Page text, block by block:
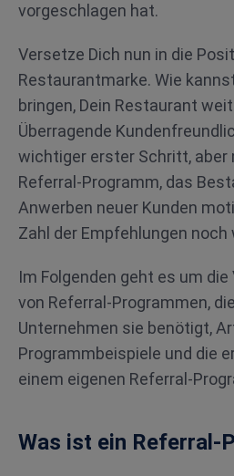
vorgeschlagen hat.
Versetze Dich nun in die
Restaurantmarke. Wie
bringen, Dein Restaurant
Überragende
wichtiger erster Schritt, aber
Referral-Programm, das
Anwerben neuer Kunden
Zahl der Empfehlungen
Im Folgenden geht es um
von Referral-Programmen,
Unternehmen sie benötigt,
Programmbeispiele und die
einem eigenen Referral-
Was ist ein Referral-